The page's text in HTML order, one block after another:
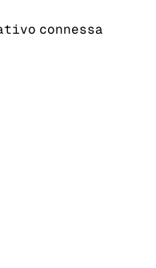
connessa